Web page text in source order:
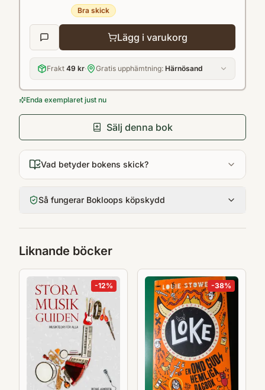
Bra skick
Lägg i varukorg
Frakt 49 kr· Gratis upphämtning: Härnösand
Enda exemplaret just nu
Sälj denna bok
Vad betyder bokens skick?
Så fungerar Bokloops köpskydd
Liknande böcker
-12% -38%